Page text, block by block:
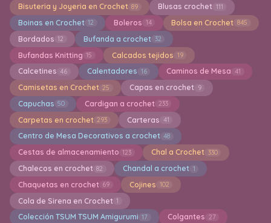
Bisuteria y Joyeria en Crochet 89 Blusas crochet 111
Boinas en Crochet 12 Boleros 14 Bolsa en Crochet 845
Bordados 12 Bufanda a crochet 32
Bufandas Knitting 15 Calcados tejidos 19
Calcetines 46 Calentadores 16 Caminos de Mesa 41
Camisetas en Crochet 25 Capas en crochet 9
Capuchas 50 Cardigan a crochet 233
Carpetas en crochet 293 Carteras 41
Centro de Mesa Decorativos a crochet 48
Cestas de almacenamiento 123 Chal a Crochet 330
Chalecos en crochet 82 Chandal a crochet 1
Chaquetas en crochet 69 Cojines 102
Cola de Sirena en Crochet 1
Colección TSUM TSUM Amigurumi 17 Colgantes 27